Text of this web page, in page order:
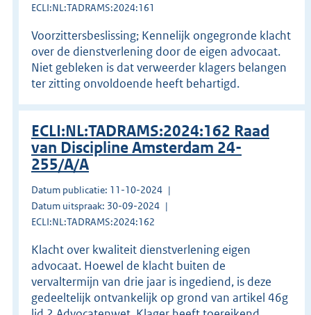
ECLI:NL:TADRAMS:2024:161
Voorzittersbeslissing; Kennelijk ongegronde klacht
over de dienstverlening door de eigen advocaat.
Niet gebleken is dat verweerder klagers belangen
ter zitting onvoldoende heeft behartigd.
ECLI:NL:TADRAMS:2024:162 Raad
van Discipline Amsterdam 24-
255/A/A
Datum publicatie: 11-10-2024
Datum uitspraak: 30-09-2024
ECLI:NL:TADRAMS:2024:162
Klacht over kwaliteit dienstverlening eigen
advocaat. Hoewel de klacht buiten de
vervaltermijn van drie jaar is ingediend, is deze
gedeeltelijk ontvankelijk op grond van artikel 46g